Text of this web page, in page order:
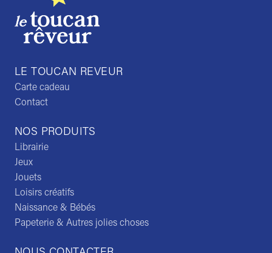
NOS PRODUITS
Librairie
Jeux
Jouets
Loisirs créatifs
Naissance & Bébés
Papeterie & Autres jolies choses
LE TOUCAN REVEUR
Carte cadeau
Contact